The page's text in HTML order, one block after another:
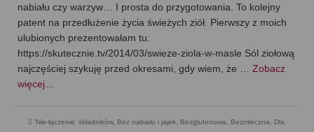
nabiału czy warzyw… I prosta do przygotowania. To kolejny
patent na przedłużenie życia świeżych ziół. Pierwszy z moich
ulubionych prezentowałam tu:
https://skutecznie.tv/2014/03/swieze-ziola-w-masle Sól ziołową
najczęściej szykuję przed okresami, gdy wiem, że … Zobacz
więcej…
'Nie-łączenie' składników, Bez nabiału i jajek Bezglutenowa Bezmleczna Dla